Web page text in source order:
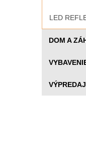
LED
DOM A